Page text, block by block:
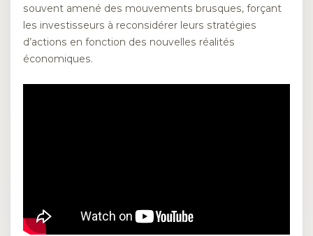
souvent amené des mouvements brusques, forçant
les investisseurs à reconsidérer leurs stratégies
d’actions en fonction des nouvelles réalités
économiques.